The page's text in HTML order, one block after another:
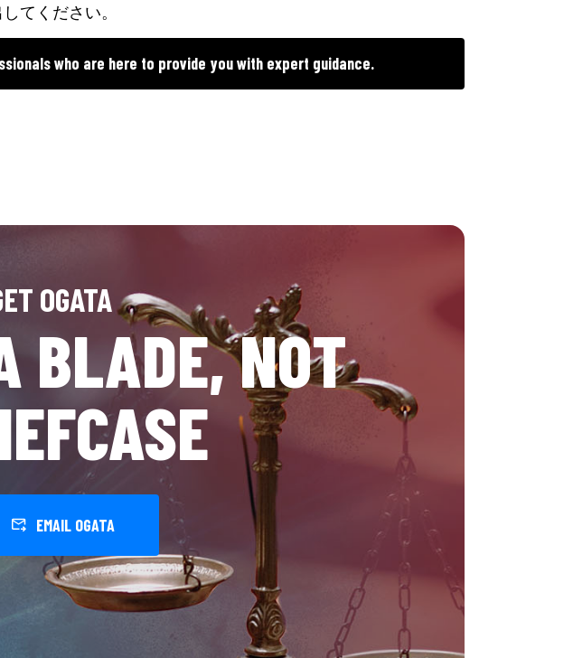
てください。
who are here to provide you with expert guidance.
OGATA
BLADE, NOT
EMAIL OGATA